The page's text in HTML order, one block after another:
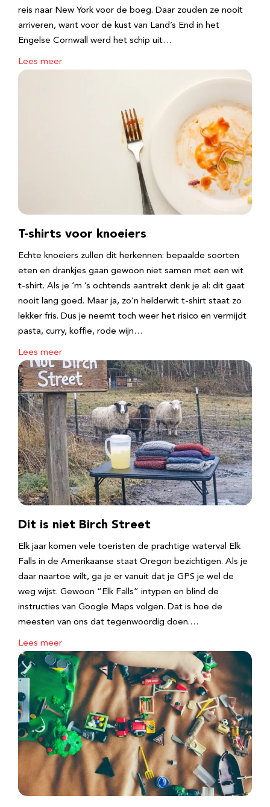
reis naar New York voor de boeg. Daar zouden ze nooit
arriveren, want voor de kust van Land’s End in het
Engelse Cornwall werd het schip uit…
Lees meer
T-shirts voor knoeiers
Echte knoeiers zullen dit herkennen: bepaalde soorten
eten en drankjes gaan gewoon niet samen met een wit
t-shirt. Als je ‘m ’s ochtends aantrekt denk je al: dit gaat
nooit lang goed. Maar ja, zo’n helderwit t-shirt staat zo
lekker fris. Dus je neemt toch weer het risico en vermijdt
pasta, curry, koffie, rode wijn…
Lees meer
Dit is niet Birch Street
Elk jaar komen vele toeristen de prachtige waterval Elk
Falls in de Amerikaanse staat Oregon bezichtigen. Als je
daar naartoe wilt, ga je er vanuit dat je GPS je wel de
weg wijst. Gewoon “Elk Falls” intypen en blind de
instructies van Google Maps volgen. Dat is hoe de
meesten van ons dat tegenwoordig doen.…
Lees meer